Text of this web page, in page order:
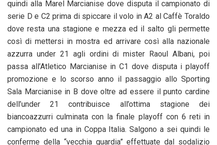
quindi alla Marel Marcianise dove disputa il campionato di
serie D e C2 prima di spiccare il volo in A2 al Caffè Toraldo
dove resta una stagione e mezza ed il salto gli permette
così di mettersi in mostra ed arrivare così alla nazionale
azzurra under 21 agli ordini di mister Raoul Albani, poi
passa all’Atletico Marcianise in C1 dove disputa i playoff
promozione e lo scorso anno il passaggio allo Sporting
Sala Marcianise in B dove oltre ad essere il punto cardine
dell’under 21 contribuisce all’ottima stagione dei
biancoazzurri culminata con la finale playoff con 6 reti in
campionato ed una in Coppa Italia. Salgono a sei quindi le
conferme della “vecchia guardia” effettuate dal sodalizio